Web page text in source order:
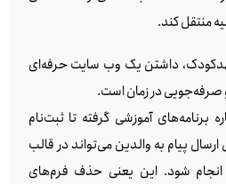
منتقل کند.
داشتن یک وب‌ سایت حرفه‌ای
صرفه‌جویی در زمان است.
برنامه‌های آموزشی گرفته تا ثبت‌نام
پیام به والدین می‌تواند در قالب
شود. این یعنی حذف فرم‌های